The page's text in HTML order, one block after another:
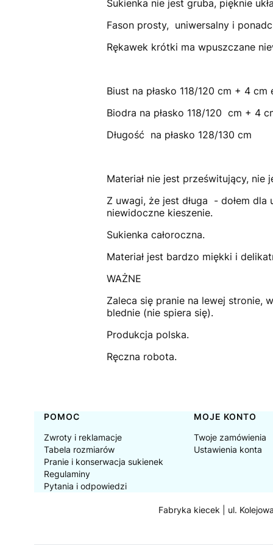
Sukienka nie jest gruba, pięknie
Fason prosty, uniwersalny i
Rękawek krótki ma wpuszczane
Biust na płasko 118/120 cm + 4 cm
Biodra na płasko 118/120 cm + 4
Długość na płasko 128/130 cm
Materiał nie jest prześwitujący,
Z uwagi, że jest długa - dołem
niewidoczne kieszenie.
Sukienka całoroczna.
Materiał jest bardzo miękki i
WAŻNE
Zaleca się pranie na lewej stronie,
blednie (nie spiera się).
Produkcja polska.
Ręczna robota.
Linki w stopce
POMOC
Zwroty i reklamacje
Tabela rozmiarów
Pranie i konserwacja sukienek
Regulaminy
Pytania i odpowiedzi
MOJE KONTO
Twoje zamówienia
Ustawienia konta
Fabryka kiecek | ul.